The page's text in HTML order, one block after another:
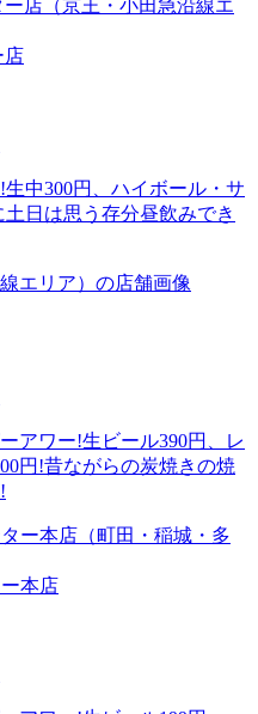
店
中300円、ハイボール・サ
日は思う存分昼飲みでき
アワー!生ビール390円、レ
円!昔ながらの炭焼きの焼
本店